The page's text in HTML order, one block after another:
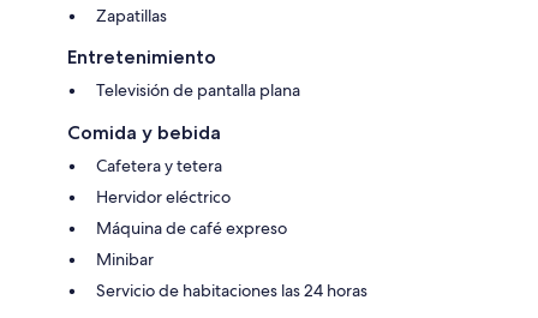
Zapatillas
Entretenimiento
Televisión de pantalla plana
Comida y bebida
Cafetera y tetera
Hervidor eléctrico
Máquina de café expreso
Minibar
Servicio de habitaciones las 24 horas